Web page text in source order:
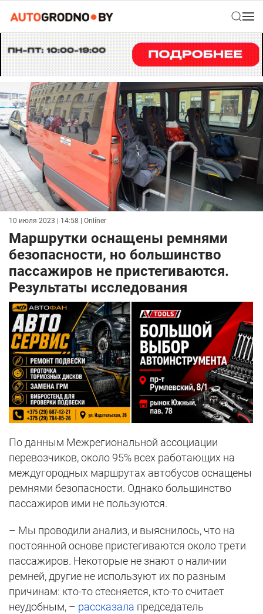
10 июля 2023 | 14:58 | Onlíner
Маршрутки оснащены ремнями
безопасности, но большинство
пассажиров не пристегиваются.
Результаты исследования
По данным Межрегиональной ассоциации
перевозчиков, около 95% всех работающих на
междугородных маршрутах автобусов оснащены
ремнями безопасности. Однако большинство
пассажиров ими не пользуются.
– Мы проводили анализ, и выяснилось, что на
постоянной основе пристегиваются около трети
пассажиров. Некоторые не знают о наличии
ремней, другие не используют их по разным
причинам: кто-то стесняется, кто-то считает
неудобным, – рассказала председатель